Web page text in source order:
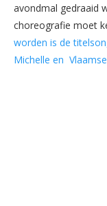
avondmal gedraaid
choreografie moet
worden is de
Michelle en